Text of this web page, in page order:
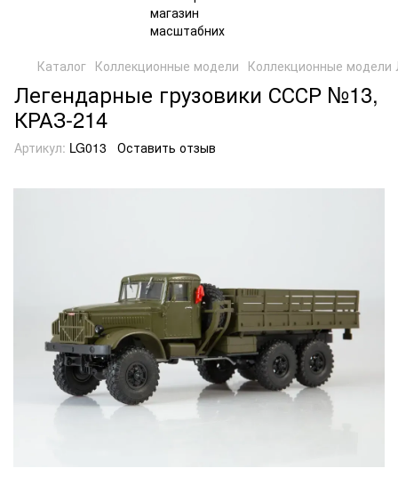
Каталог Коллекционные модели Коллекционные модели
Легендарные грузовики СССР №13,
КРАЗ-214
Артикул: LG013 Оставить отзыв